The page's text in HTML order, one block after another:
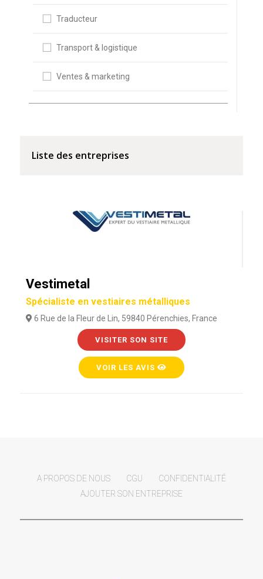
Traducteur
Transport & logistique
Ventes & marketing
Liste des entreprises
Vestimetal
Spécialiste en vestiaires métalliques
6 Rue de la Fleur de Lin, 59840 Pérenchies, France
VISITER SON SITE
VOIR LES AVIS
A PROPOS DE NOUS CGU
CONFIDENTIALITÉ
AJOUTER SON ENTREPRISE